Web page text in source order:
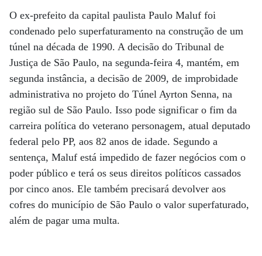
O ex-prefeito da capital paulista Paulo Maluf foi
condenado pelo superfaturamento na construção de um
túnel na década de 1990. A decisão do Tribunal de
Justiça de São Paulo, na segunda-feira 4, mantém, em
segunda instância, a decisão de 2009, de improbidade
administrativa no projeto do Túnel Ayrton Senna, na
região sul de São Paulo. Isso pode significar o fim da
carreira política do veterano personagem, atual deputado
federal pelo PP, aos 82 anos de idade. Segundo a
sentença, Maluf está impedido de fazer negócios com o
poder público e terá os seus direitos políticos cassados
por cinco anos. Ele também precisará devolver aos
cofres do município de São Paulo o valor superfaturado,
além de pagar uma multa.